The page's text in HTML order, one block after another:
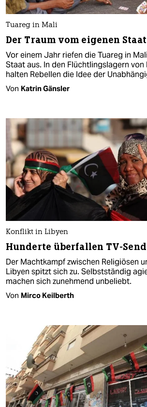
Tuareg in Mali
Der Traum vom eigenen Staat
Vor einem Jahr riefen die Tuareg in
Staat aus. In den Flüchtlingslagern von
halten Rebellen die Idee der
Von Katrin Gänsler
Konflikt in Libyen
Hunderte überfallen TV-
Der Machtkampf zwischen Religiösen
Libyen spitzt sich zu. Selbstständig
machen sich zunehmend unbeliebt.
Von Mirco Keilberth